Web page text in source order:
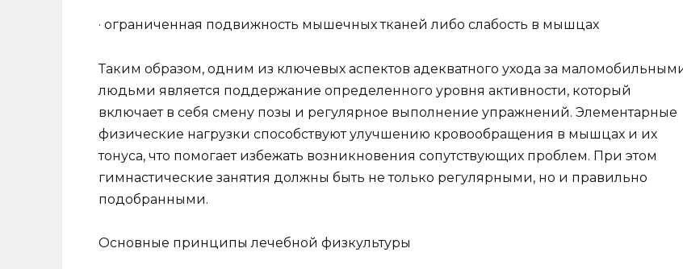
· ограниченная подвижность мышечных тканей либо слабость в мышцах
Таким образом, одним из ключевых аспектов адекватного ухода за
людьми является поддержание определенного уровня активности, который
включает в себя смену позы и регулярное выполнение упражнений. Элементарные
физические нагрузки способствуют улучшению кровообращения в мышцах и их
тонуса, что помогает избежать возникновения сопутствующих проблем. При этом
гимнастические занятия должны быть не только регулярными, но и правильно
подобранными.
Основные принципы лечебной физкультуры